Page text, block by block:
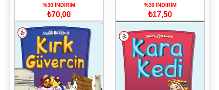
%30 İNDİRİM
₺70,00
%30 İNDİRİM
₺17,50